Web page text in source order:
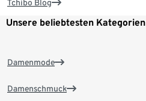
Tchibo Blog
Unsere beliebtesten Kategorien
Damenmode
Damenschmuck